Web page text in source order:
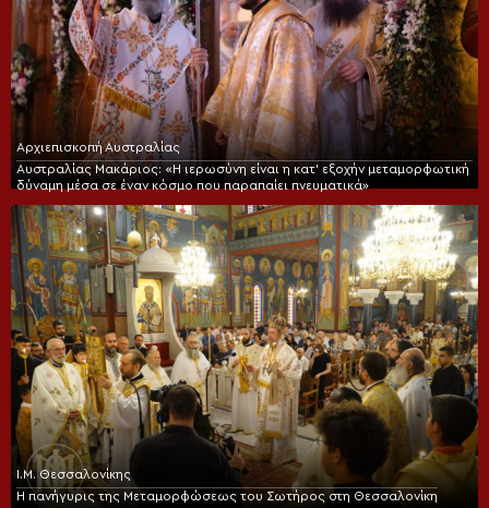
Αρχιεπισκοπή Αυστραλίας
Αυστραλίας Μακάριος: «Η ιερωσύνη είναι η κατ’ εξοχήν μεταμορφωτική
δύναμη μέσα σε έναν κόσμο που παραπαίει πνευματικά»
Ι.Μ. Θεσσαλονίκης
Η πανήγυρις της Μεταμορφώσεως του Σωτήρος στη Θεσσαλονίκη